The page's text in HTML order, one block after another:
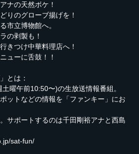
ナの天然ボケ！
りのグローブ揚げを！
市立博物館へ。
の剥製も！
きつけ中華料理店へ！
ューに舌鼓！！
とは：
曜午前10:50〜)の生放送情報番組。
ットなどの情報を「ファンキー」にお
サポートするのは千田剛裕アナと西島
sat-fun/